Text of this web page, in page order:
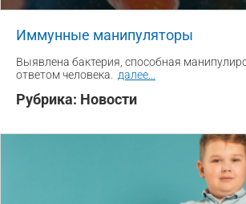
Иммунные манипуляторы
Выявлена бактерия, способная
ответом человека.
далее
Рубрика: Новости